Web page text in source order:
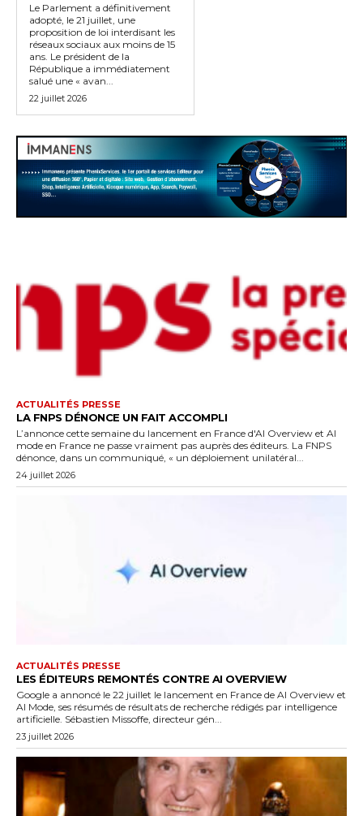
Le Parlement a définitivement
adopté, le 21 juillet, une
proposition de loi interdisant les
réseaux sociaux aux moins de 15
ans. Le président de la
République a immédiatement
salué une « avan...
22 juillet 2026
ACTUALITÉS PRESSE
LA FNPS DÉNONCE UN FAIT ACCOMPLI
L’annonce cette semaine du lancement en France d'AI Overview et AI
mode en France ne passe vraiment pas auprès des éditeurs. La FNPS
dénonce, dans un communiqué, « un déploiement unilatéral...
24 juillet 2026
ACTUALITÉS PRESSE
LES ÉDITEURS REMONTÉS CONTRE AI OVERVIEW
Google a annoncé le 22 juillet le lancement en France de AI Overview et
AI Mode, ses résumés de résultats de recherche rédigés par intelligence
artificielle. Sébastien Missoffe, directeur gén...
23 juillet 2026